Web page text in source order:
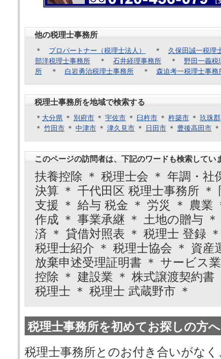
他の税理士事務所
＊ プロパートナー（税理士法人） ＊ 久保田誠一税理
部洋税理士事務所 ＊ 石井経理事務所 ＊ 野田一義税
所 ＊ 白岩勇治税理士事務所 ＊ 森迫考一税理士事務
税理士事務所を地域で検索する
＊ 大分県 ＊ 別府市 ＊ 宇佐市 ＊ 臼杵市 ＊ 杵築市 ＊ 玖珠郡
＊ 竹田市 ＊ 中津市 ＊ 津久見市 ＊ 日田市 ＊ 豊後高田市
このページの訪問者は、下記のワードも検索してい
扶養控除 ＊ 税理士会 ＊ 年調・社
決算 ＊ 千代田区 税理士事務所 ＊
支援 ＊ 給与 税金 ＊ 労災 ＊ 農業
作成 ＊ 事業承継 ＊ 土地の贈与
済 ＊ 貸借対照表 ＊ 税理士 登録
税理士紹介 ＊ 税理士協会 ＊ 資産
放棄申述受理証明書 ＊ サービス
控除 ＊ 建設業 ＊ 株式譲渡契約書
税理士 ＊ 税理士 武蔵野市 ＊
税理士事務所を初めてお探しの方へ
税理士事務所とのお付き合いがな